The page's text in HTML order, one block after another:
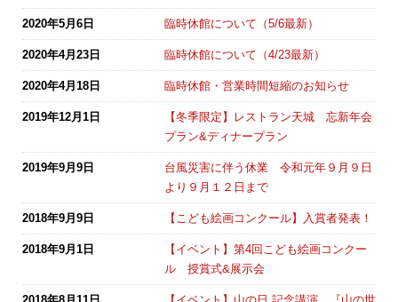
2020年5月6日 臨時休館について（5/6最新）
2020年4月23日 臨時休館について（4/23最新）
2020年4月18日 臨時休館・営業時間短縮のお知らせ
2019年12月1日
【冬季限定】レストラン天城 忘新年会
プラン&ディナープラン
2019年9月9日
台風災害に伴う休業 令和元年９月９日
より９月１２日まで
2018年9月9日 【こども絵画コンクール】入賞者発表！
2018年9月1日
【イベント】第4回こども絵画コンクー
ル 授賞式&展示会